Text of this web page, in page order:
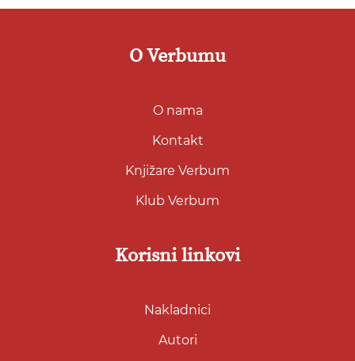
O Verbumu
O nama
Kontakt
Knjižare Verbum
Klub Verbum
Korisni linkovi
Nakladnici
Autori